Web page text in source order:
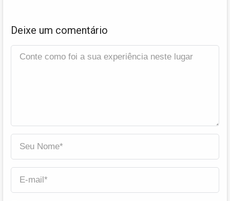
Deixe um comentário